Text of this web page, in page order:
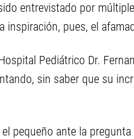
entrevistado por
inspiración, pues, el
Pediátrico Dr.
sin saber que su
el pequeño ante la